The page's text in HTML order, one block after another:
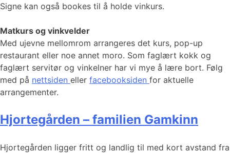
Signe kan også bookes til å holde vinkurs.
Matkurs og vinkvelder
Med ujevne mellomrom arrangeres det kurs, pop-up
restaurant eller noe annet moro. Som faglært kokk og
faglært servitør og vinkelner har vi mye å lære bort. Følg
med på nettsiden eller facebooksiden for aktuelle
arrangementer.
Hjortegården – familien Gamkinn
Hjortegården ligger fritt og landlig til med kort avstand fra